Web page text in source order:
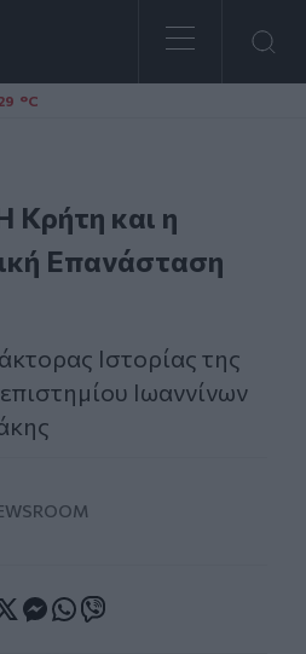
°C
Κρήτη και η
Επανάσταση
Ιστορίας της
Ιωαννίνων